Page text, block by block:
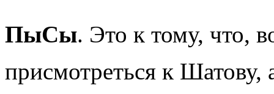
ПыСы. Это к тому, что,
присмотреться к Шатову,